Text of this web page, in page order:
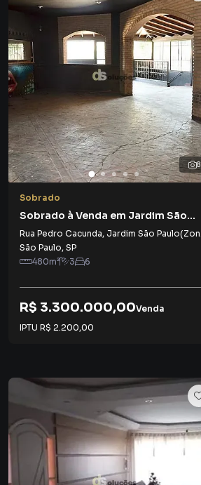
8
Sobrado
Sobrado à Venda em Jardim São
Paulo(Zona Norte)
Rua Pedro Cacunda, Jardim São Paulo(Zona Norte)
São Paulo, SP
480m² 3 6
R$ 3.300.000,00Venda
IPTU R$ 2.200,00